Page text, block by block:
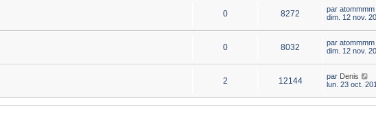
0 8272 par atommmm
dim. 12 nov.
0 8032 par atommmm
dim. 12 nov.
2 12144 par Denis
lun. 23 oct.